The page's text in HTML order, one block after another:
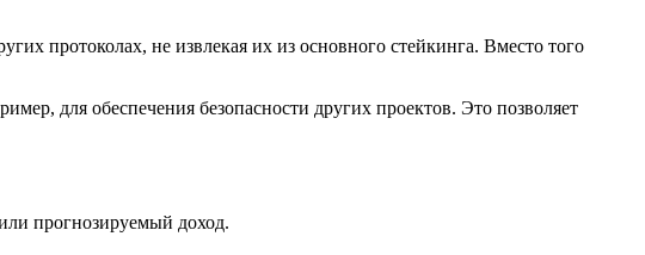
протоколах, не извлекая их из основного стейкинга. Вместо того
для обеспечения безопасности других проектов. Это позволяет
прогнозируемый доход.